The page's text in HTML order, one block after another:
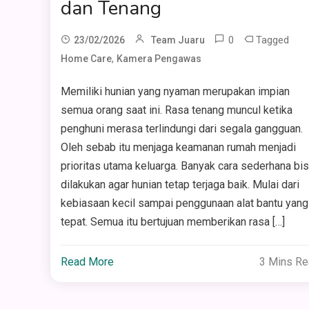
dan Tenang
23/02/2026 Team Juaru 0 Tagged
Home Care, Kamera Pengawas
Memiliki hunian yang nyaman merupakan impian
semua orang saat ini. Rasa tenang muncul ketika
penghuni merasa terlindungi dari segala gangguan.
Oleh sebab itu menjaga keamanan rumah menjadi
prioritas utama keluarga. Banyak cara sederhana
dilakukan agar hunian tetap terjaga baik. Mulai dari
kebiasaan kecil sampai penggunaan alat bantu yang
tepat. Semua itu bertujuan memberikan rasa […]
Read More 3 Mins